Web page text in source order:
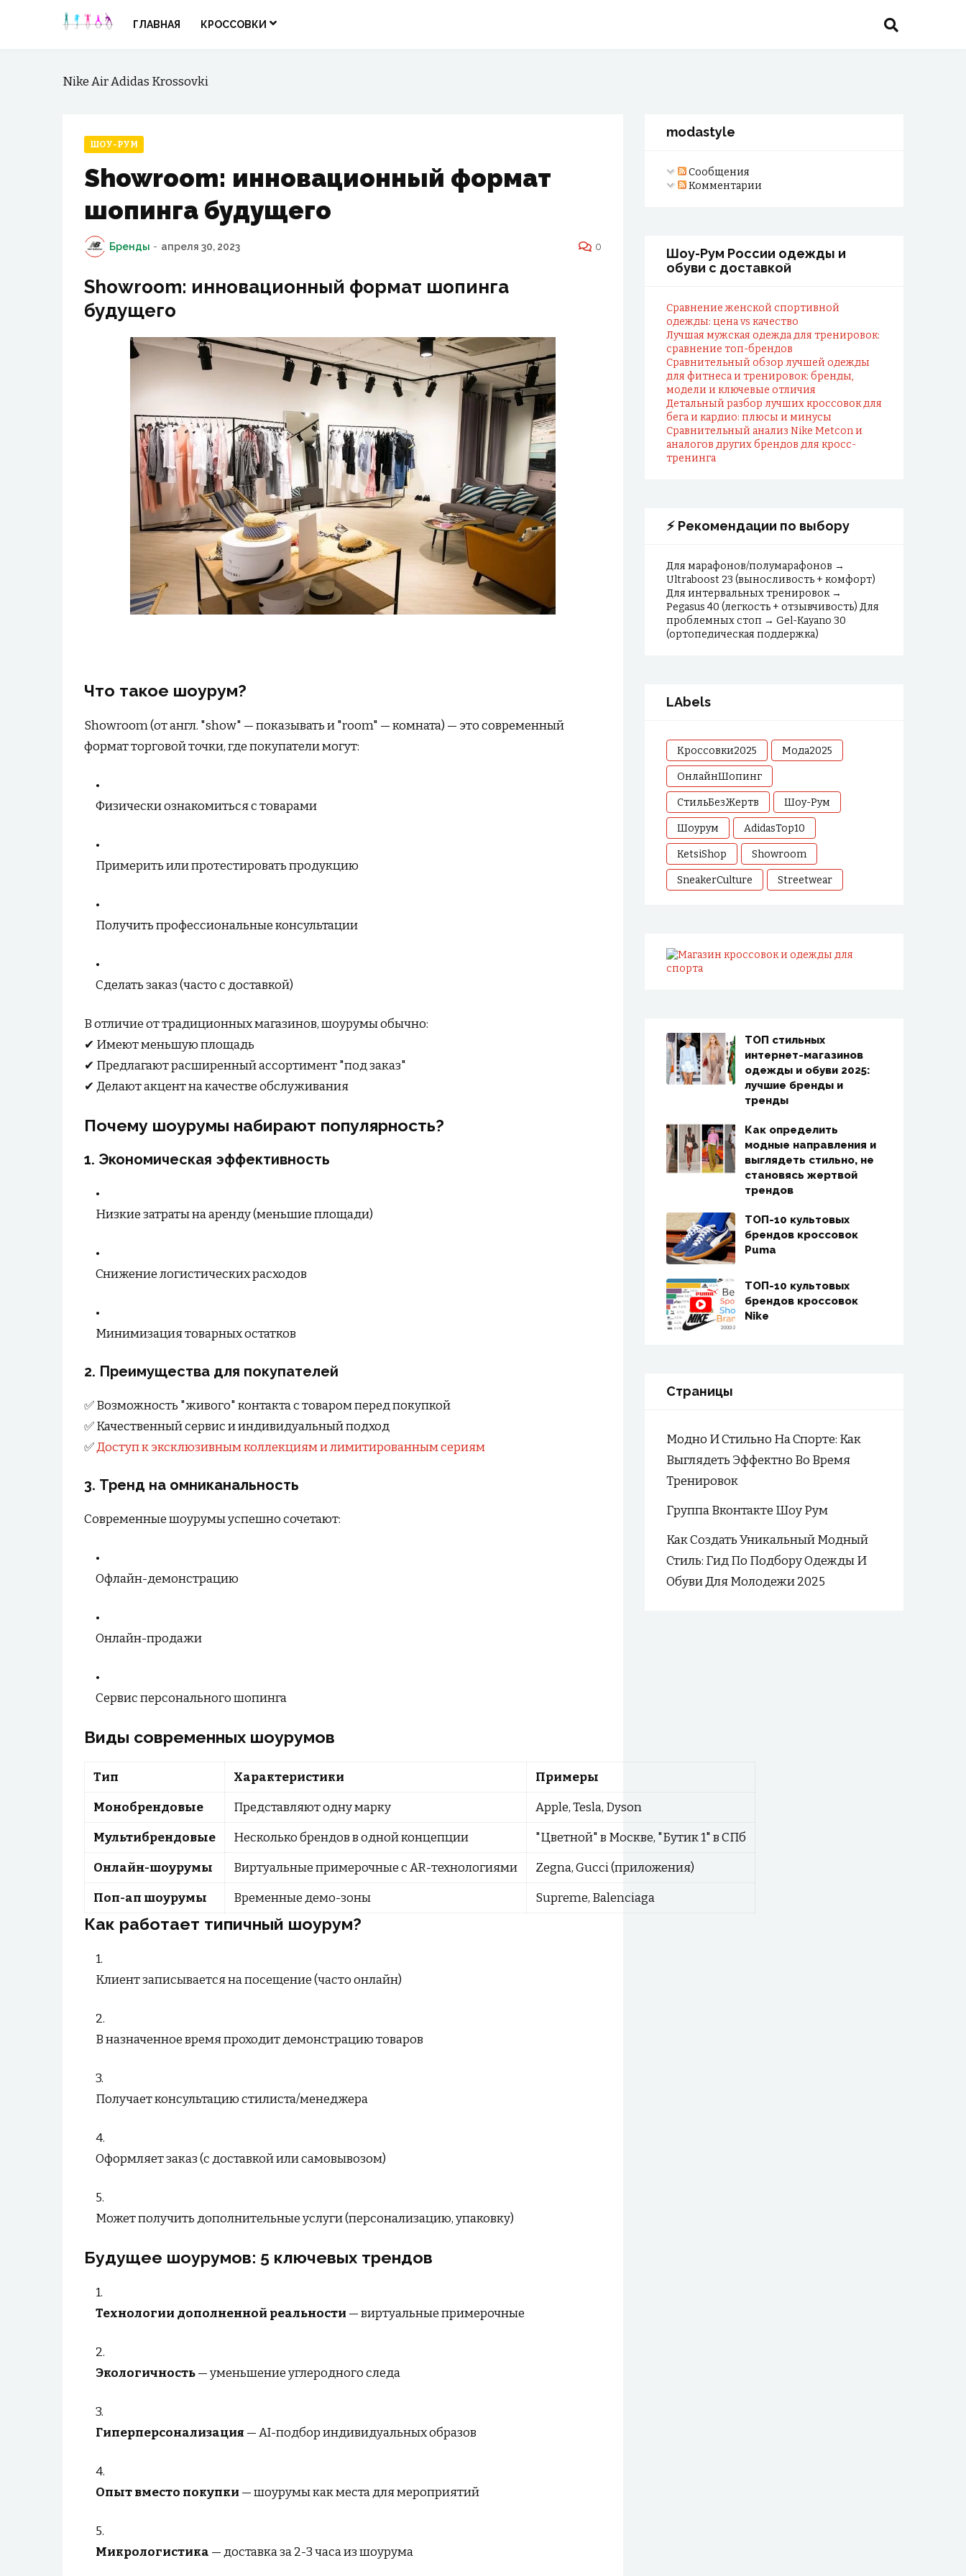
ГЛАВНАЯ КРОССОВКИ
Nike Air Adidas Krossovki
ШОУ-РУМ
Showroom: инновационный формат
шопинга будущего
Бренды - апреля 30, 2023 0
Showroom: инновационный формат шопинга
будущего
Что такое шоурум?
Showroom (от англ. "show" — показывать и "room" — комната) — это современный
формат торговой точки, где покупатели могут:
Физически ознакомиться с товарами
Примерить или протестировать продукцию
Получить профессиональные консультации
Сделать заказ (часто с доставкой)
В отличие от традиционных магазинов, шоурумы обычно:
✔ Имеют меньшую площадь
✔ Предлагают расширенный ассортимент "под заказ"
✔ Делают акцент на качестве обслуживания
Почему шоурумы набирают популярность?
1. Экономическая эффективность
Низкие затраты на аренду (меньшие площади)
Снижение логистических расходов
Минимизация товарных остатков
2. Преимущества для покупателей
✅ Возможность "живого" контакта с товаром перед покупкой
✅ Качественный сервис и индивидуальный подход
✅Доступ к эксклюзивным коллекциям и лимитированным сериям
3. Тренд на омниканальность
Современные шоурумы успешно сочетают:
Офлайн-демонстрацию
Онлайн-продажи
Сервис персонального шопинга
Виды современных шоурумов
Тип Характеристики
Примеры
Монобрендовые
Представляют одну марку
Apple, Tesla, Dyson
Мультибрендовые
Несколько брендов в одной концепции
"Цветной" в Москве, "Бутик 1" в СПб
Онлайн-шоурумы
Виртуальные примерочные с AR-технологиями
Zegna, Gucci (приложения)
Поп-ап шоурумы
Временные демо-зоны Supreme, Balenciaga
Как работает типичный шоурум?
Клиент записывается на посещение (часто онлайн)
В назначенное время проходит демонстрацию товаров
Получает консультацию стилиста/менеджера
Оформляет заказ (с доставкой или самовывозом)
Может получить дополнительные услуги (персонализацию, упаковку)
Будущее шоурумов: 5 ключевых трендов
Технологии дополненной реальности — виртуальные примерочные
Экологичность— уменьшение углеродного следа
Гиперперсонализация — AI-подбор индивидуальных образов
Опыт вместо покупки — шоурумы как места для мероприятий
Микрологистика — доставка за 2-3 часа из шоурума
modastyle
Сообщения
Комментарии
Шоу-Рум России одежды и
обуви с доставкой
Сравнение женской спортивной
одежды: цена vs качество
Лучшая мужская одежда для тренировок:
сравнение топ-брендов
Сравнительный обзор лучшей одежды
для фитнеса и тренировок: бренды,
модели и ключевые отличия
Детальный разбор лучших кроссовок для
бега и кардио: плюсы и минусы
Сравнительный анализ Nike Metcon и
аналогов других брендов для кросс-
тренинга
⚡ Рекомендации по выбору
Для марафонов/полумарафонов →
Ultraboost 23 (выносливость + комфорт)
Для интервальных тренировок →
Pegasus 40 (легкость + отзывчивость) Для
проблемных стоп → Gel-Kayano 30
(ортопедическая поддержка)
LAbels
Кроссовки2025 Мода2025
ОнлайнШопинг
СтильБезЖертв Шоу-Рум
Шоурум AdidasTop10
KetsiShop Showroom
SneakerCulture Streetwear
ТОП стильных
интернет-магазинов
одежды и обуви 2025:
лучшие бренды и
тренды
Как определить
модные направления и
выглядеть стильно, не
становясь жертвой
трендов
ТОП-10 культовых
брендов кроссовок
Puma
ТОП-10 культовых
брендов кроссовок
Nike
Страницы
Модно И Стильно На Спорте: Как
Выглядеть Эффектно Во Время
Тренировок
Группа Вконтакте Шоу Рум
Как Создать Уникальный Модный
Стиль: Гид По Подбору Одежды И
Обуви Для Молодежи 2025